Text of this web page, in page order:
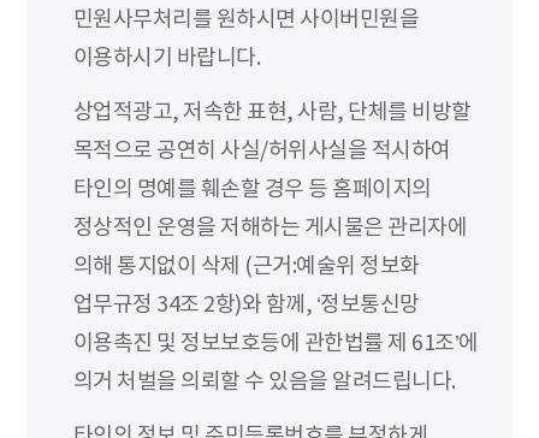
민원사무처리를 원하시면 사이버민원을
이용하시기 바랍니다.
상업적광고, 저속한 표현, 사람, 단체를 비방할
목적으로 공연히 사실/허위사실을 적시하여
타인의 명예를 훼손할 경우 등 홈페이지의
정상적인 운영을 저해하는 게시물은 관리자에
의해 통지없이 삭제 (근거:예술위 정보화
업무규정 34조 2항)와 함께, ‘정보통신망
이용촉진 및 정보보호등에 관한법률 제 61조’에
의거 처벌을 의뢰할 수 있음을 알려드립니다.